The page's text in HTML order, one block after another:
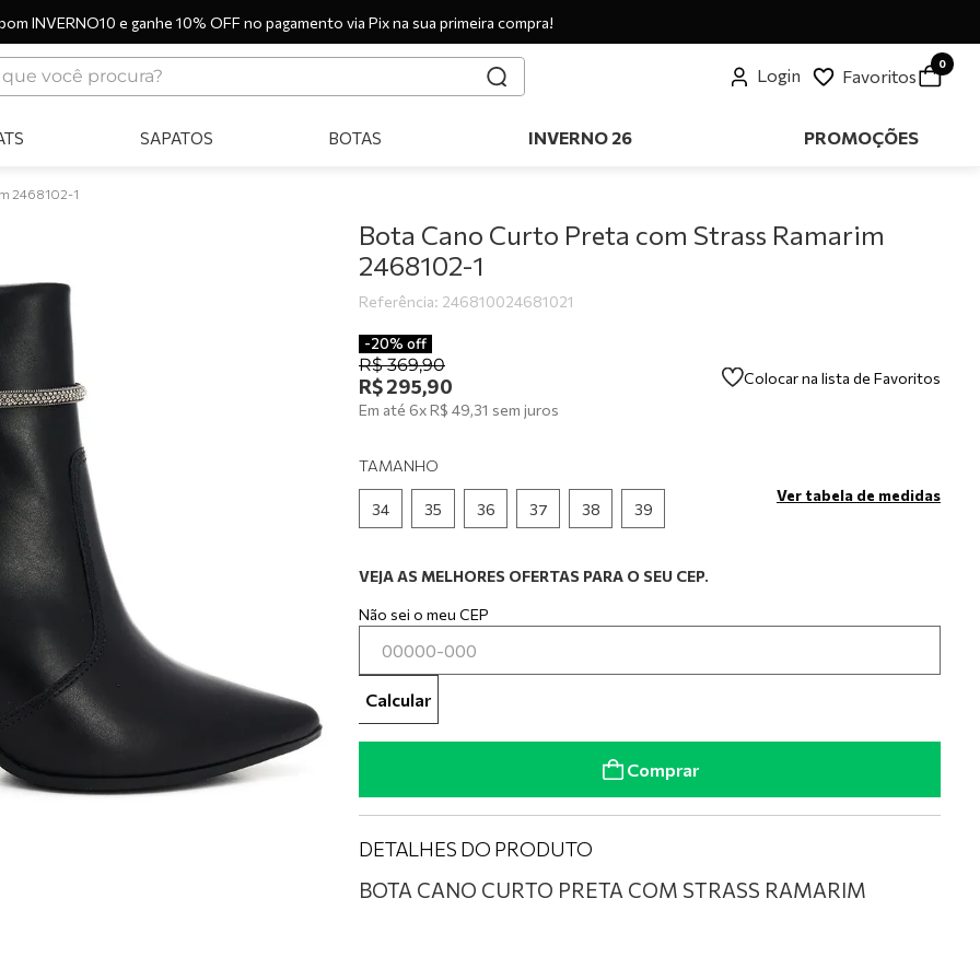
INVERNO10 e ganhe 10% OFF no pagamento via Pix na sua primeira compra!
você procura? Login Favoritos
0
SAPATOS BOTAS INVERNO 26 PROMOÇÕES
2468102-1
Bota Cano Curto Preta com Strass Ramarim
2468102-1
Referência: 246810024681021
-20% off
R$ 369,90
R$295,90
Em até 6xR$ 49,31 sem juros
Colocar na lista de Favoritos
TAMANHO
34 35 36 37 38 39
Ver tabela de medidas
VEJA AS MELHORES OFERTAS PARA O SEU CEP.
Não sei o meu CEP
Calcular
Comprar
DETALHES DO PRODUTO
BOTA CANO CURTO PRETA COM STRASS RAMARIM
bota
tênis casual
tamanco
mocassim
tênis preto
tênis branco